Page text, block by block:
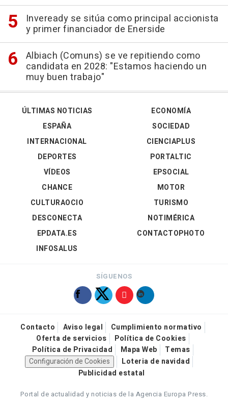
Inveready se sitúa como principal accionista
y primer financiador de Enerside
Albiach (Comuns) se ve repitiendo como
candidata en 2028: "Estamos haciendo un
muy buen trabajo"
ÚLTIMAS NOTICIAS
ESPAÑA
INTERNACIONAL
DEPORTES
VÍDEOS
ECONOMÍA
SOCIEDAD
CIENCIAPLUS
PORTALTIC
EPSOCIAL
CHANCE
CULTURAOCIO
DESCONECTA
EPDATA.ES
INFOSALUS
MOTOR
TURISMO
NOTIMÉRICA
CONTACTOPHOTO
SÍGUENOS
Contacto Aviso legal
Cumplimiento normativo
Oferta de servicios
Política de Cookies
Política de Privacidad
Mapa Web
Temas
Configuración de Cookies
Loteria de navidad
Publicidad estatal
Portal de actualidad y noticias de la Agencia Europa Press.